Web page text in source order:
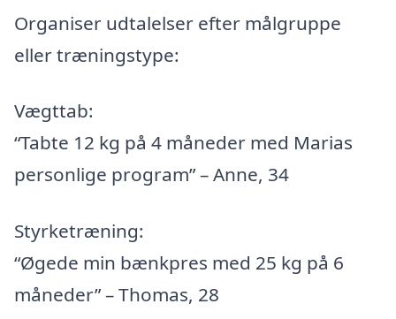
Organiser udtalelser efter målgruppe
eller træningstype:
Vægttab:
“Tabte 12 kg på 4 måneder med Marias
personlige program” – Anne, 34
Styrketræning:
“Øgede min bænkpres med 25 kg på 6
måneder” – Thomas, 28